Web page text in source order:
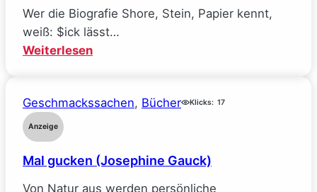
alle
meine
Ideale
(Sarah
Wer die Biografie Shore, Stein, Papier kennt,
weiß: $ick lässt…
Weiterlesen:
Geschmackssachen, Bücher Klicks: 17
Anzeige
Mal gucken (Josephine Gauck)
Von Natur aus werden persönliche